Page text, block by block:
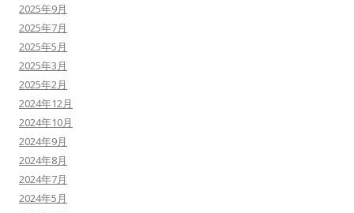
2025年9月
2025年7月
2025年5月
2025年3月
2025年2月
2024年12月
2024年10月
2024年9月
2024年8月
2024年7月
2024年5月